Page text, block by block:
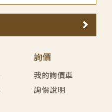
詢價
我的詢價車
詢價說明